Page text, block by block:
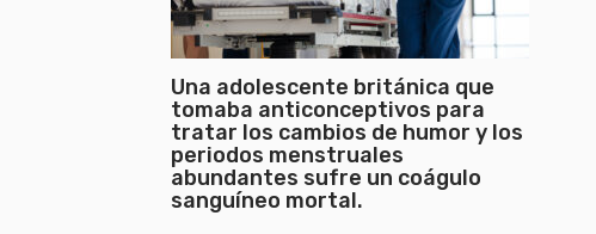
Una adolescente británica que
tomaba anticonceptivos para
tratar los cambios de humor y los
periodos menstruales
abundantes sufre un coágulo
sanguíneo mortal.